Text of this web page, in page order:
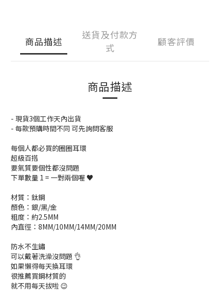
商品描述
送貨及付款方
式
顧客評價
商品描述
- 現貨3個工作天內出貨
- 每款預購時間不同 可先詢問客服
每個人都必買的圈圈耳環
超級百搭
要氣質要個性都沒問題
下單數量 1 = 一對兩個喔 ♥
材質：鈦鋼
顏色：銀/黑/金
粗度：約2.5MM
內直徑：8MM/10MM/14MM/20MM
防水不生鏽
可以戴著洗澡沒問題 👌
如果懶得每天換耳環
很推薦買鋼材質的
就不用每天拔啦 😉